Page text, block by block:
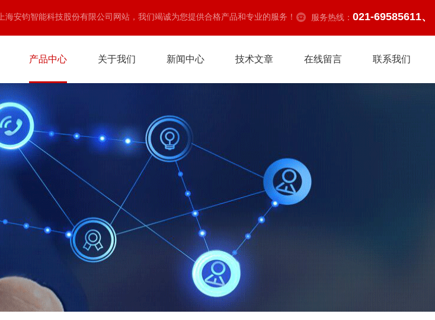
海安钧智能科技股份有限公司网站，我们竭诚为您提供合格产品和专业的服务！ 服务热线： 021-69585611、
产品中心 关于我们 新闻中心 技术文章 在线留言 联系我们